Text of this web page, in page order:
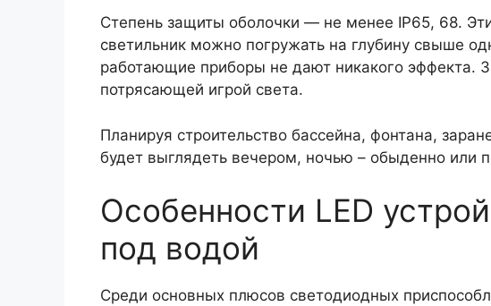
Степень защиты оболочки — не менее IP65, 68.
светильник можно погружать на глубину свыше
работающие приборы не дают никакого эффекта.
потрясающей игрой света.
Планируя строительство бассейна, фонтана,
будет выглядеть вечером, ночью – обыденно или
Особенности LED
под водой
Среди основных плюсов светодиодных